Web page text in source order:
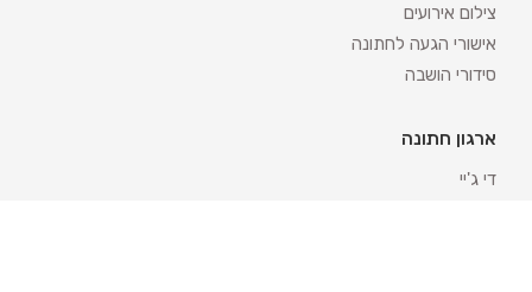
צילום אירועים
אישורי הגעה לחתונה
סידורי הושבה
ארגון חתונה
די ג'יי